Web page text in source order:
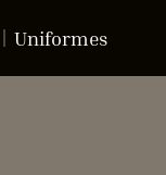
Uniformes